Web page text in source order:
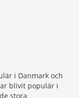
i Danmark och
blivit populär i
stora